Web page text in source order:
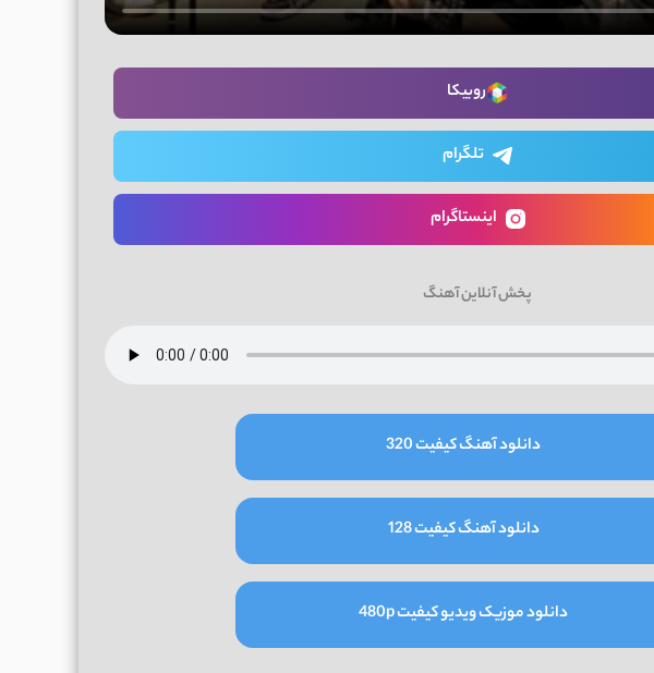
روبیکا
تلگرام
اینستاگرام
پخش آنلاین آهنگ
دانلود آهنگ کیفیت 320
دانلود آهنگ کیفیت 128
دانلود موزیک ویدیو کیفیت 480p